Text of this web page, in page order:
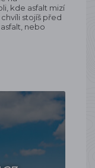
kde asfalt mizí
stojíš před
nebo